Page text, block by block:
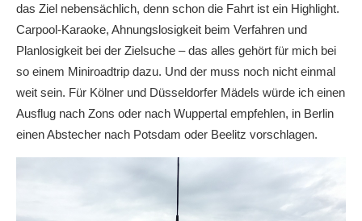
das Ziel nebensächlich, denn schon die Fahrt ist ein Highlight.
Carpool-Karaoke, Ahnungslosigkeit beim Verfahren und
Planlosigkeit bei der Zielsuche – das alles gehört für mich bei
so einem Miniroadtrip dazu. Und der muss noch nicht einmal
weit sein. Für Kölner und Düsseldorfer Mädels würde ich einen
Ausflug nach Zons oder nach Wuppertal empfehlen, in Berlin
einen Abstecher nach Potsdam oder Beelitz vorschlagen.